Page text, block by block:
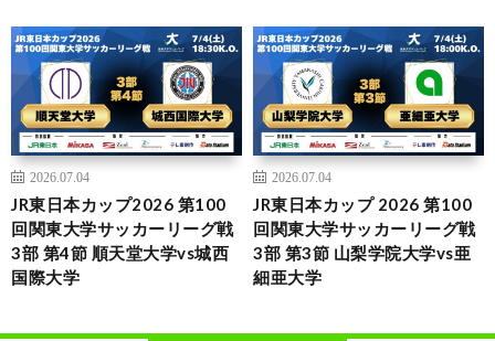
2026.07.04
JR東日本カップ2026 第100
回関東大学サッカーリーグ戦
3部 第4節 順天堂大学vs城西
国際大学
2026.07.04
JR東日本カップ 2026 第100
回関東大学サッカーリーグ戦
3部 第3節 山梨学院大学vs亜
細亜大学